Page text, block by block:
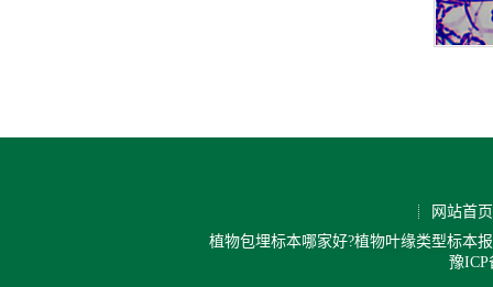
网站首页
植物包埋标本哪家好?植物叶缘类型标本
豫ICP